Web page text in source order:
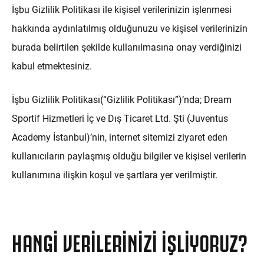
İşbu Gizlilik Politikası ile kişisel verilerinizin işlenmesi
hakkında aydınlatılmış olduğunuzu ve kişisel verilerinizin
burada belirtilen şekilde kullanılmasına onay verdiğinizi
kabul etmektesiniz.
İşbu Gizlilik Politikası(“Gizlilik Politikası”)’nda; Dream
Sportif Hizmetleri İç ve Dış Ticaret Ltd. Şti (Juventus
Academy İstanbul)’nin, internet sitemizi ziyaret eden
kullanıcıların paylaşmış olduğu bilgiler ve kişisel verilerin
kullanımına ilişkin koşul ve şartlara yer verilmiştir.
HANGI VERILERINIZI İŞLIYORUZ?